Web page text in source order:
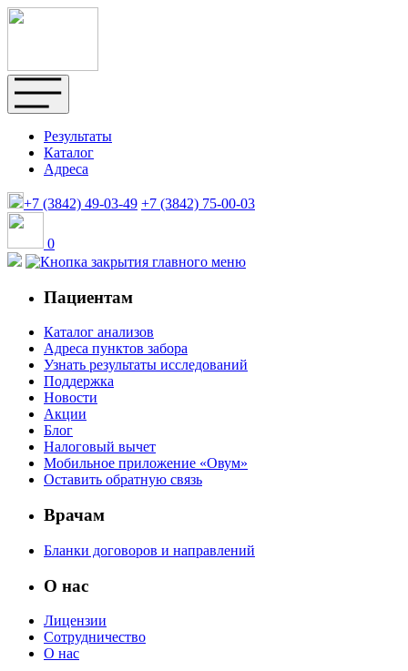
Результаты
Каталог
Адреса
+7 (3842) 49-03-49 +7 (3842) 75-00-03
0
Пациентам
Каталог анализов
Адреса пунктов забора
Узнать результаты исследований
Поддержка
Новости
Акции
Блог
Налоговый вычет
Мобильное приложение «Овум»
Оставить обратную связь
Врачам
Бланки договоров и направлений
О нас
Лицензии
Сотрудничество
О нас